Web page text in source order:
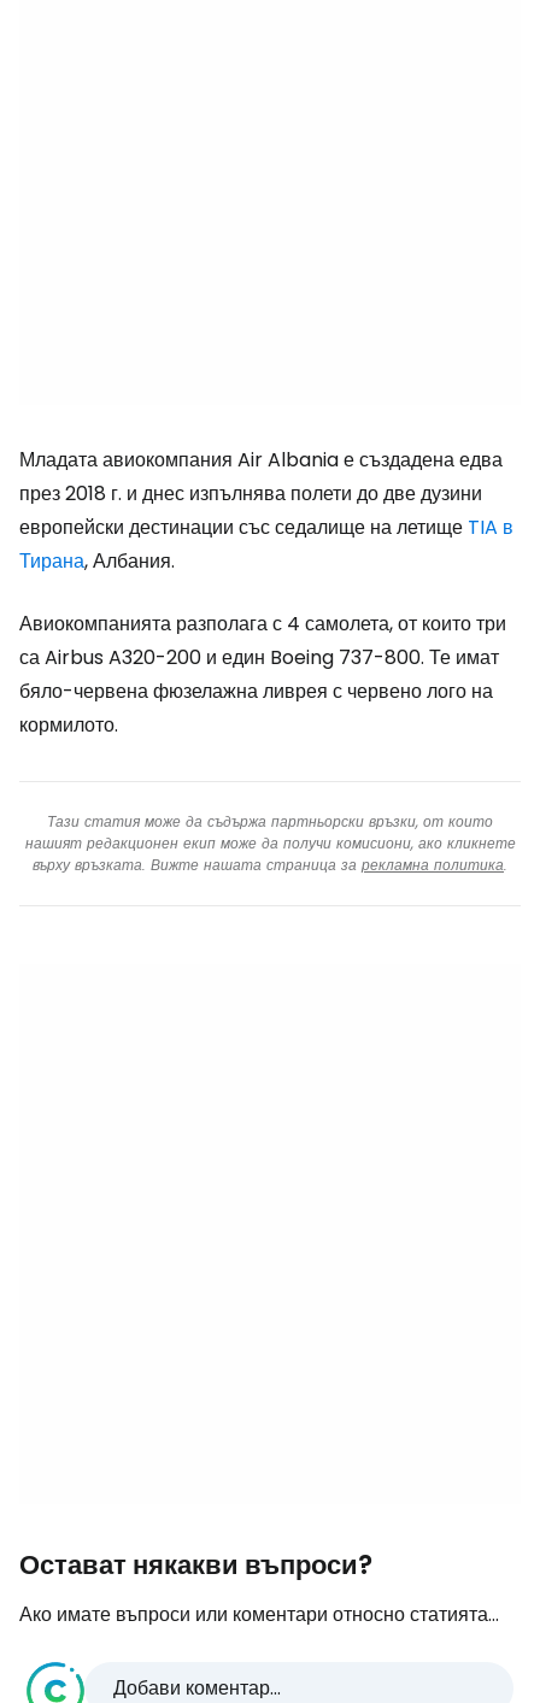
Младата авиокомпания Air Albania е създадена едва
през 2018 г. и днес изпълнява полети до две дузини
европейски дестинации със седалище на летище TIA в
Тирана, Албания.
Авиокомпанията разполага с 4 самолета, от които три
са Airbus A320-200 и един Boeing 737-800. Те имат
бяло-червена фюзелажна ливрея с червено лого на
кормилото.
Тази статия може да съдържа партньорски връзки, от които
нашият редакционен екип може да получи комисиони, ако кликнете
върху връзката. Вижте нашата страница за рекламна политика.
Остават някакви въпроси?
Ако имате въпроси или коментари относно статията...
Добави коментар...